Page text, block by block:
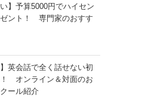
い】予算5000円でハイセン
ント！ 専門家のおすす
】英会話で全く話せない初
オンライン＆対面のお
ール紹介